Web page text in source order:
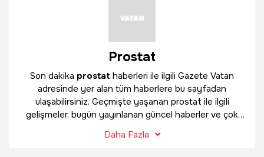
Prostat
Son dakika prostat haberleri ile ilgili Gazete Vatan
adresinde yer alan tüm haberlere bu sayfadan
ulaşabilirsiniz. Geçmişte yaşanan prostat ile ilgili
gelişmeler, bugün yayınlanan güncel haberler ve çok
Daha Fazla